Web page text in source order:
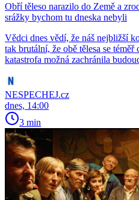
Obří těleso narazilo do Země a
srážky bychom tu dneska nebyli
Vědci dnes vědí, že náš nejbližší
tak brutální, že obě tělesa se
katastrofa možná zachránila
NESPECHEJ.cz
dnes, 14:00
3 min